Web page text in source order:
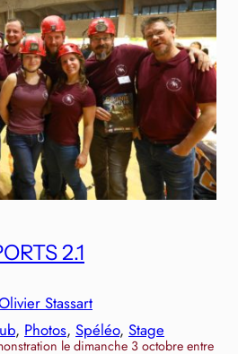
2.1
Stassart
, Photos, Spéléo, Stage
le dimanche 3 octobre entre